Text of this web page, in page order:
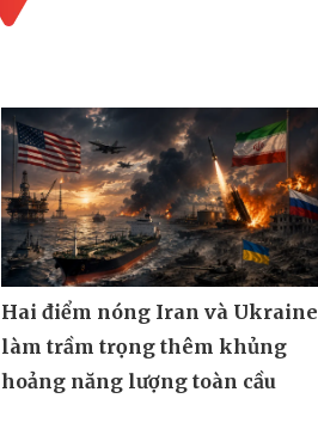
Hai điểm nóng Iran và Ukraine
làm trầm trọng thêm khủng
hoảng năng lượng toàn cầu